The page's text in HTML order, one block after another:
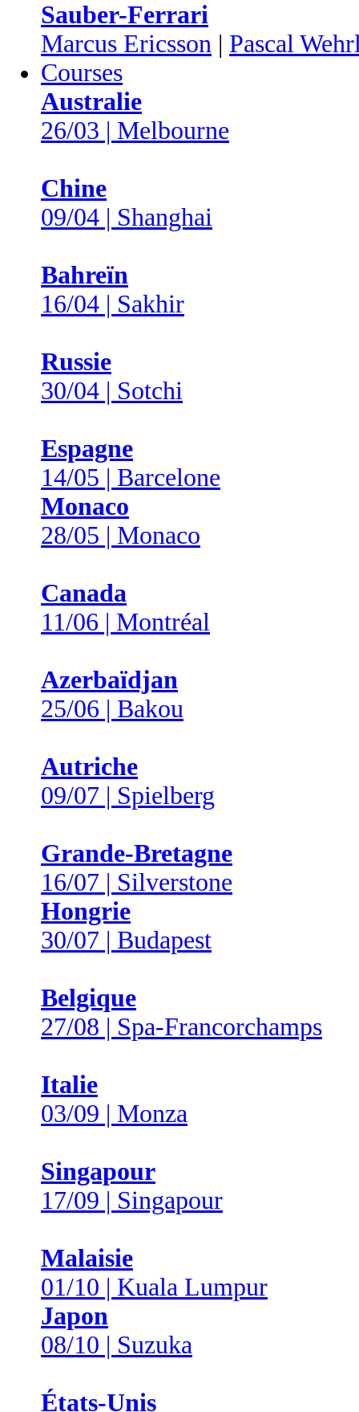
Sauber-Ferrari
Marcus Ericsson | Pascal
Courses
Australie
26/03 | Melbourne
Chine
09/04 | Shanghai
Bahreïn
16/04 | Sakhir
Russie
30/04 | Sotchi
Espagne
14/05 | Barcelone
Monaco
28/05 | Monaco
Canada
11/06 | Montréal
Azerbaïdjan
25/06 | Bakou
Autriche
09/07 | Spielberg
Grande-Bretagne
16/07 | Silverstone
Hongrie
30/07 | Budapest
Belgique
27/08 | Spa-Francorchamps
Italie
03/09 | Monza
Singapour
17/09 | Singapour
Malaisie
01/10 | Kuala Lumpur
Japon
08/10 | Suzuka
États-Unis